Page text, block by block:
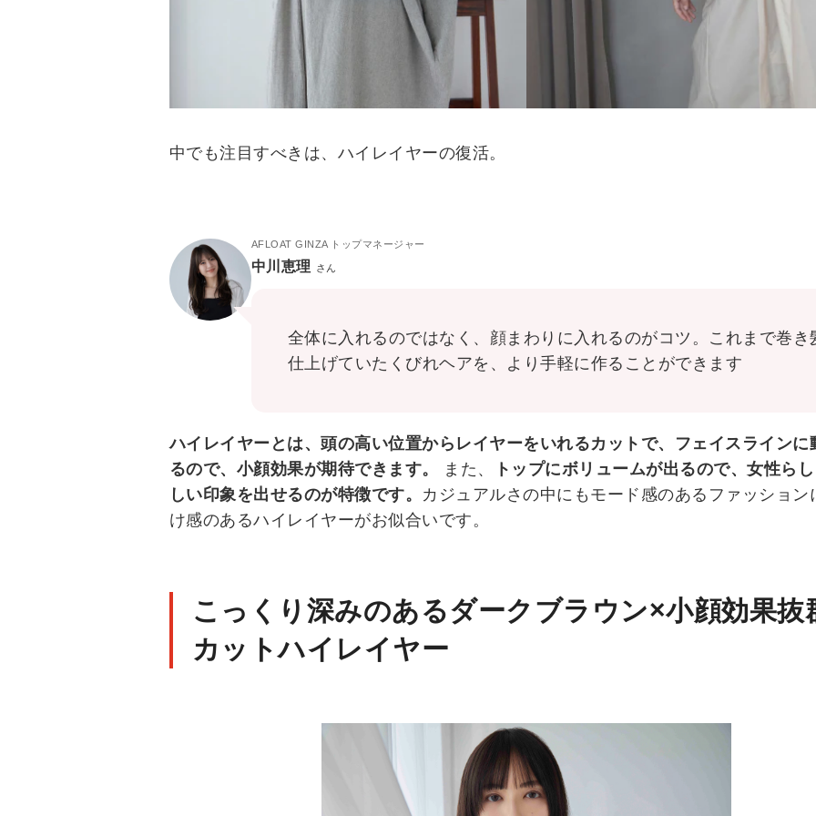
中でも注目すべきは、ハイレイヤーの復活。
AFLOAT GINZA トップマネージャー
中川恵理 さん
全体に入れるのではなく、顔まわりに入れるのがコツ。これまで巻き
仕上げていたくびれヘアを、より手軽に作ることができます
ハイレイヤーとは、頭の高い位置からレイヤーをいれるカットで、フェイスラインに
るので、小顔効果が期待できます。
また、
トップにボリュームが出るので、女性ら
しい印象を出せるのが特徴です。 カジュアルさの中にもモード感のあるファッション
け感のあるハイレイヤーがお似合いです。
こっくり深みのあるダークブラウン×小顔効果抜
カットハイレイヤー